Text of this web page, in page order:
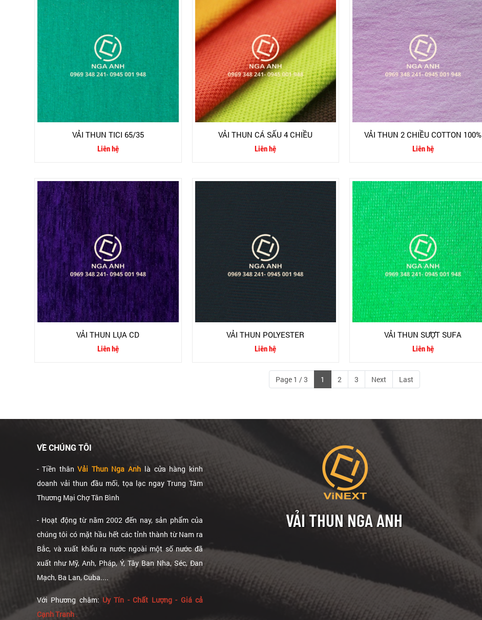
VẢI THUN TICI 65/35
Liên hệ
VẢI THUN CÁ SẤU 4 CHIỀU
Liên hệ
VẢI THUN 2 CHIỀU COTTON 100%
Liên hệ
VẢI THUN LỤA CD
Liên hệ
VẢI THUN POLYESTER
Liên hệ
VẢI THUN SƯỢT SUFA
Liên hệ
Page 1 / 3 1 2 3 Next Last
VỀ CHÚNG TÔI
- Tiền thân Vải Thun Nga Anh là cửa hàng kinh
doanh vải thun đầu mối, tọa lạc ngay Trung Tâm
Thương Mại Chợ Tân Bình
- Hoạt động từ năm 2002 đến nay, sản phẩm của
chúng tôi có mặt hầu hết các tỉnh thành từ Nam ra
Bắc, và xuất khẩu ra nước ngoài một số nước đã
xuất như Mỹ, Anh, Pháp, Ý, Tây Ban Nha, Séc, Đan
Mạch, Ba Lan, Cuba....
Với Phương châm: Uy Tín - Chất Lượng - Giá cả
Cạnh Tranh .
VẢI THUN NGA ANH